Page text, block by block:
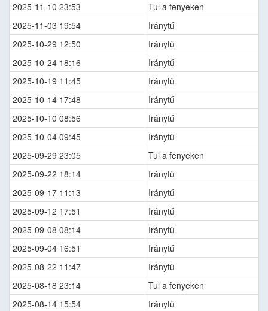
2025-11-10 23:53
Tul a fenyeken
2025-11-03 19:54
Iránytű
2025-10-29 12:50
Iránytű
2025-10-24 18:16
Iránytű
2025-10-19 11:45
Iránytű
2025-10-14 17:48
Iránytű
2025-10-10 08:56
Iránytű
2025-10-04 09:45
Iránytű
2025-09-29 23:05
Tul a fenyeken
2025-09-22 18:14
Iránytű
2025-09-17 11:13
Iránytű
2025-09-12 17:51
Iránytű
2025-09-08 08:14
Iránytű
2025-09-04 16:51
Iránytű
2025-08-22 11:47
Iránytű
2025-08-18 23:14
Tul a fenyeken
2025-08-14 15:54
Iránytű